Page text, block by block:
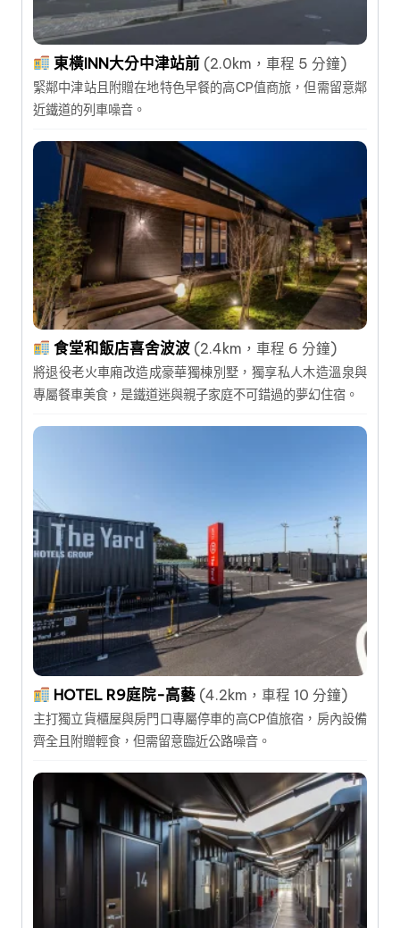
東橫INN大分中津站前 (2.0km，車程 5 分鐘)
緊鄰中津站且附贈在地特色早餐的高CP值商旅，但需留意鄰
近鐵道的列車噪音。
食堂和飯店喜舍波波 (2.4km，車程 6 分鐘)
將退役老火車廂改造成豪華獨棟別墅，獨享私人木造溫泉與
專屬餐車美食，是鐵道迷與親子家庭不可錯過的夢幻住宿。
HOTEL R9庭院-高藝 (4.2km，車程 10 分鐘)
主打獨立貨櫃屋與房門口專屬停車的高CP值旅宿，房內設備
齊全且附贈輕食，但需留意臨近公路噪音。